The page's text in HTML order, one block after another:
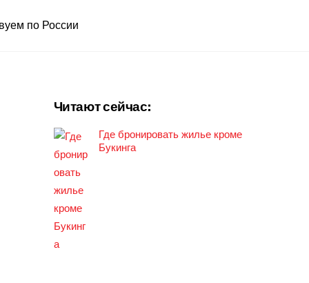
по России
Читают сейчас:
Где бронировать жилье кроме
Букинга